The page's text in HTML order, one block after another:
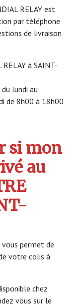
RELAY est
par téléphone
de livraison
à SAINT-
lundi au
de 8h00 à 18h00
si mon
au
vous permet de
votre colis à
chez
vous sur le